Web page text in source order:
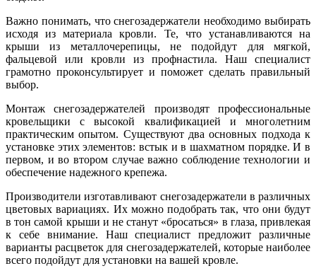
Важно понимать, что снегозадержатели необходимо выбирать
исходя из материала кровли. Те, что устанавливаются на
крыши из металлочерепицы, не подойдут для мягкой,
фальцевой или кровли из профнастила. Наш специалист
грамотно проконсультирует и поможет сделать правильный
выбор.
Монтаж снегозадержателей производят профессиональные
кровельщики с высокой квалификацией и многолетним
практическим опытом. Существуют два основных подхода к
установке этих элементов: встык и в шахматном порядке. И в
первом, и во втором случае важно соблюдение технологии и
обеспечение надежного крепежа.
Производители изготавливают снегозадержатели в различных
цветовых вариациях. Их можно подобрать так, что они будут
в тон самой крыши и не станут «бросаться» в глаза, привлекая
к себе внимание. Наш специалист предложит различные
варианты расцветок для снегозадержателей, которые наиболее
всего подойдут для установки на вашей кровле.